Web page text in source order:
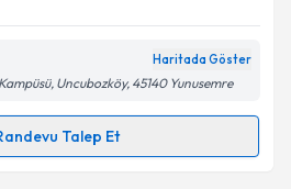
işlenmesine ilişkin
ve kişisel verilerimin belirtilen
kabul ediyorum.
Talebini Gönder
Haritada Göster
Uncubozköy, 45140 Yunusemre
Talep Et
Talebi